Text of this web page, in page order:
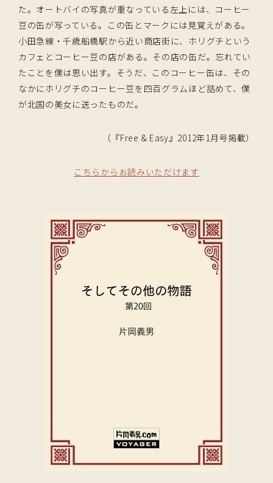
た。オートバイの写真が重なっている左上には、コーヒー
豆の缶が写っている。この缶とマークには見覚えがある。
小田急線・千歳船橋駅から近い商店街に、ホリグチという
カフェとコーヒー豆の店がある。その店の缶だ。忘れてい
たことを僕は思い出す。そうだ、このコーヒー缶は、その
なかにホリグチのコーヒー豆を四百グラムほど詰めて、僕
が北国の美女に送ったものだ。
（『Free & Easy』2012年1月号掲載）
こちらからお読みいただけます